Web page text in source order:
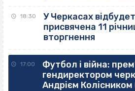
18:30
У Черкасах
присвячена 11
вторгнення
17:00
Футбол і війна:
гендиректором
Андрієм